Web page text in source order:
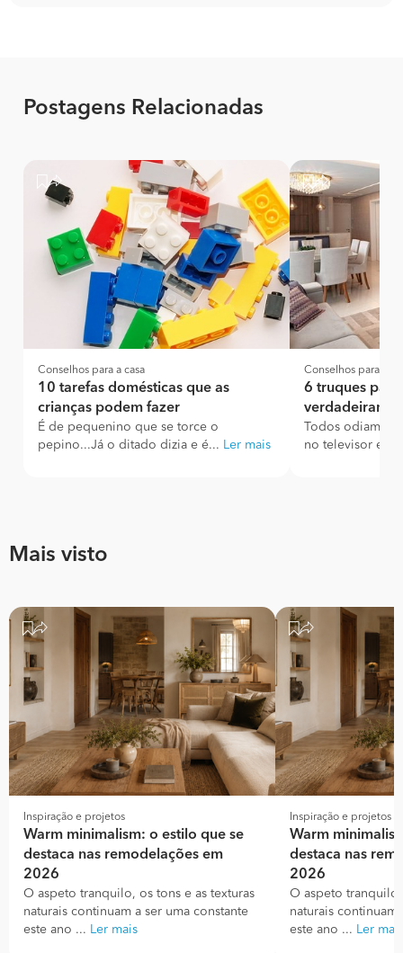
Postagens Relacionadas
Conselhos para a casa
10 tarefas domésticas que as
crianças podem fazer
É de pequenino que se torce o
pepino...Já o ditado dizia e é... Ler mais
Conselhos para a
6 truques para
Todos odiamos
no televisor e
Mais visto
Inspiração e projetos
Warm minimalism: o estilo que se
destaca nas remodelações em
2026
O aspeto tranquilo, os tons e as texturas
naturais continuam a ser uma constante
este ano ... Ler mais
Inspiração e projetos
Warm
destaca nas
2026
O aspeto
naturais continuam
este ano ... Ler mais